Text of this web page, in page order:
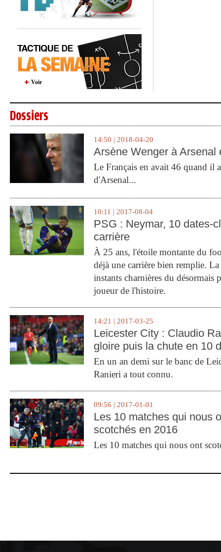
Voir
Dossiers
14:50 | 2018-04-20
Arsène Wenger à Arsenal
Le Français en avait 46 quand il
d'Arsenal...
10:11 | 2017-08-04
PSG : Neymar, 10 dates-
carrière
À 25 ans, l'étoile montante du
déjà une carrière bien remplie.
instants charnières du désormais
joueur de l'histoire.
14:21 | 2017-03-25
Leicester City : Claudio
gloire puis la chute en 10
En un an demi sur le banc de
Ranieri a tout connu.
09:56 | 2017-01-01
Les 10 matches qui nous
scotchés en 2016
Les 10 matches qui nous ont